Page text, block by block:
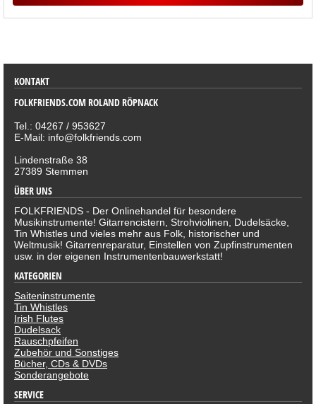
KONTAKT
FOLKFRIENDS.COM ROLAND RÖPNACK
Tel.: 04267 / 953627
E-Mail: info@folkfriends.com
Lindenstraße 38
27389 Stemmen
ÜBER UNS
FOLKFRIENDS - Der Onlinehandel für besondere
Musikinstrumente! Gitarrencistern, Strohviolinen, Dudelsäcke,
Tin Whistles und vieles mehr aus Folk, historischer und
Weltmusik! Gitarrenreparatur, Einstellen von Zupfinstrumenten
usw. in der eigenen Instrumentenbauwerkstatt!
KATEGORIEN
Saiteninstrumente
Tin Whistles
Irish Flutes
Dudelsack
Rauschpfeifen
Zubehör und Sonstiges
Bücher, CDs & DVDs
Sonderangebote
SERVICE